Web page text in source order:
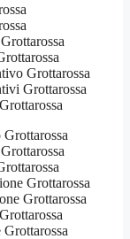
Grottarossa
Grottarossa
Grottarossa
Grottarossa